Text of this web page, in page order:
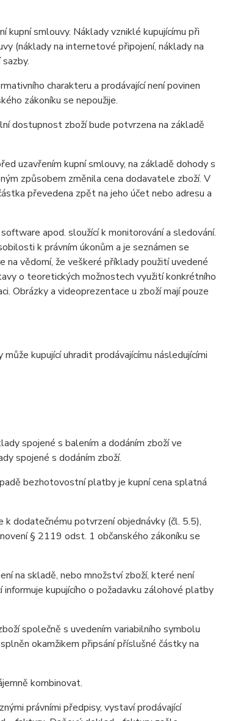
smlouvy. Náklady vzniklé kupujícímu při
(náklady na internetové připojení, náklady na
charakteru a prodávající není povinen
zákoníku se nepoužije.
dostupnost zboží bude potvrzena na základě
uzavřením kupní smlouvy, na základě dohody s
způsobem změnila cena dodavatele zboží. V
převedena zpět na jeho účet nebo adresu a
apod. sloužící k monitorování a sledování.
k právním úkonům a je seznámen se
na vědomí, že veškeré příklady použití uvedené
o teoretických možnostech využití konkrétního
Obrázky a videoprezentace u zboží mají pouze
kupující uhradit prodávajícímu následujícími
spojené s balením a dodáním zboží ve
spojené s dodáním zboží.
bezhotovostní platby je kupní cena splatná
dodatečnému potvrzení objednávky (čl. 5.5),
§ 2119 odst. 1 občanského zákoníku se
na skladě, nebo množství zboží, které není
kupujícího o požadavku zálohové platby
společně s uvedením variabilního symbolu
okamžikem připsání příslušné částky na
kombinovat.
právními předpisy, vystaví prodávající